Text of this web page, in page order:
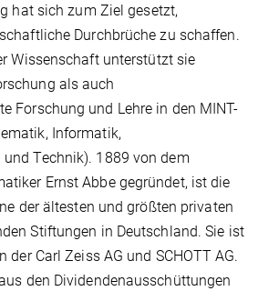
hat sich zum Ziel gesetzt,
Durchbrüche zu schaffen.
Wissenschaft unterstützt sie
als auch
Forschung und Lehre in den MINT-
Informatik,
Technik). 1889 von dem
Ernst Abbe gegründet, ist die
der ältesten und größten privaten
Stiftungen in Deutschland. Sie ist
der Carl Zeiss AG und SCHOTT AG.
den Dividendenausschüttungen